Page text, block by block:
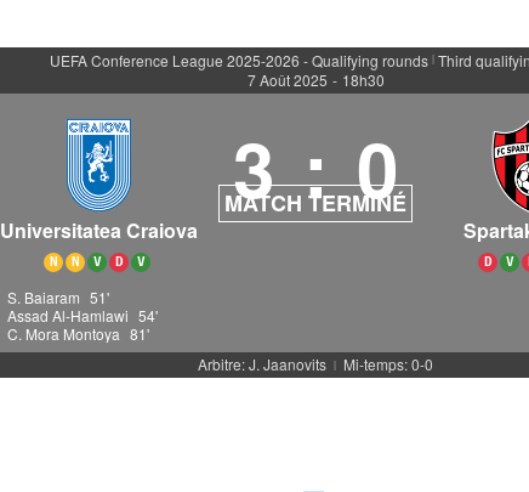
UEFA Conference League 2025-2026 - Qualifying rounds | Third
7 Août 2025 - 18h30
Universitatea Craiova
N N V D V
3 : 0
MATCH TERMINÉ
D V
S. Baiaram 51'
Assad Al-Hamlawi 54'
C. Mora Montoya 81'
Arbitre: J. Jaanovits | Mi-temps: 0-0